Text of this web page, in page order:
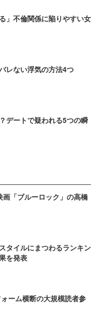
」不倫関係に陥りやすい女
レない浮気の方法4つ
デートで疑われる5つの瞬
「ブルーロック」の高橋
タイルにまつわるランキン
を発表
ーム横断の大規模読者参